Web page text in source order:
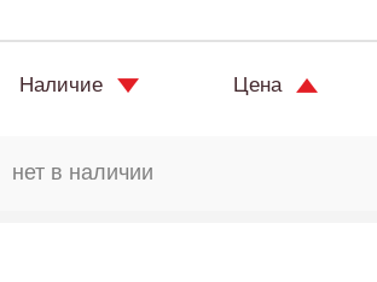
Наличие Цена
нет в наличии